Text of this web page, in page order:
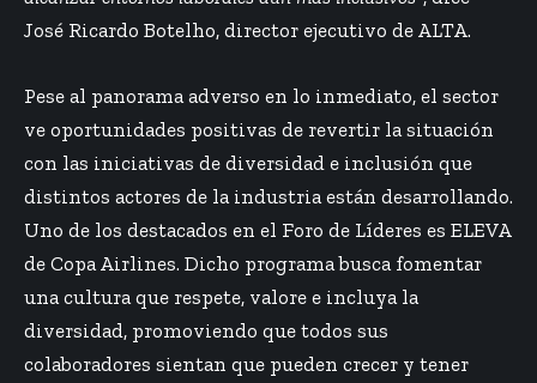
José Ricardo Botelho, director ejecutivo de ALTA.
Pese al panorama adverso en lo inmediato, el sector
ve oportunidades positivas de revertir la situación
con las iniciativas de diversidad e inclusión que
distintos actores de la industria están desarrollando.
Uno de los destacados en el Foro de Líderes es ELEVA
de Copa Airlines. Dicho programa busca fomentar
una cultura que respete, valore e incluya la
diversidad, promoviendo que todos sus
colaboradores sientan que pueden crecer y tener